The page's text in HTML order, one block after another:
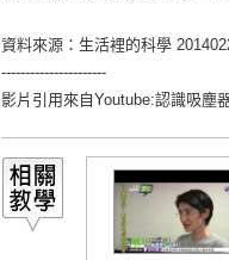
資料來源：生活裡的科學
----------------------
影片引用來自Youtube:認識吸塵